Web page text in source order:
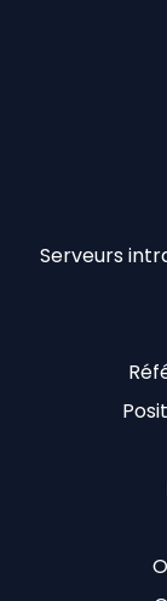
Serveurs